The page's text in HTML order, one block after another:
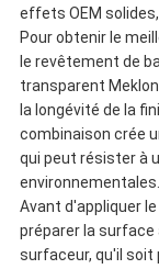
effets OEM
Pour obtenir le
le revêtement de
transparent
la longévité de la
combinaison crée
qui peut résister à
Avant d'appliquer
préparer la surface
surfaceur, qu'il soit